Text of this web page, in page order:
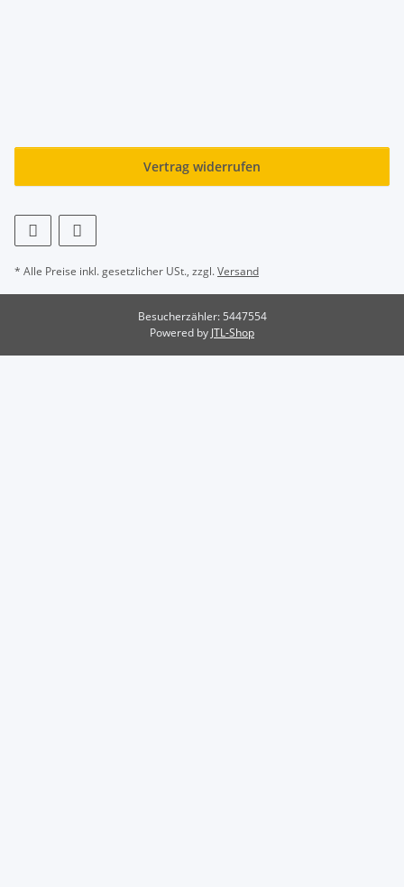
Vertrag widerrufen
* Alle Preise inkl. gesetzlicher USt., zzgl.Versand
Besucherzähler: 5447554
Powered by JTL-Shop